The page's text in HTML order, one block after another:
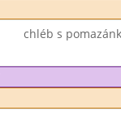
chléb s